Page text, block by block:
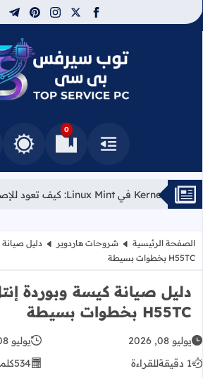
facebook
x
instagram
توب
القائمة
0
العلامات
الصفحة الرئيسية شروحات هاردوير
H55TC بخطوات بسيطة
H55TC بخطوات بسيطة
يوليو 08, 2026
يوليو 08, 2026
1 دقيقة
للقراءة 534